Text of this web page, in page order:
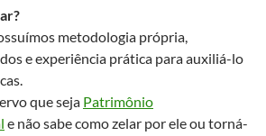
metodologia própria,
e experiência prática para auxiliá-lo
que seja Patrimônio
e não sabe como zelar por ele ou torná-